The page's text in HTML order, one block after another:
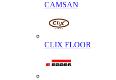
CAMSAN
CLIX FLOOR